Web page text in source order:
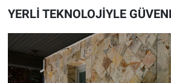
YERLİ TEKNOLOJİYLE